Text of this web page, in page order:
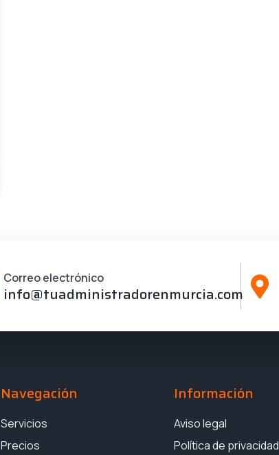
Correo electrónico
info@tuadministradorenmurcia.com
Navegación
Servicios
Precios
Información
Aviso legal
Política de privacidad